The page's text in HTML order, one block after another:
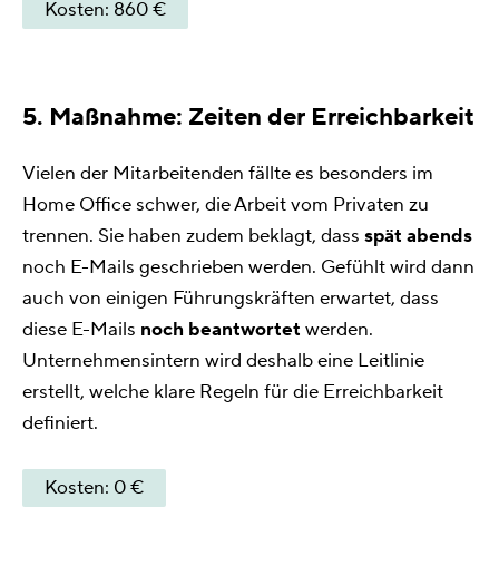
Kosten: 860 €
5. Maßnahme: Zeiten der Erreichbarkeit
Vielen der Mitarbeitenden fällte es besonders im
Home Office schwer, die Arbeit vom Privaten zu
trennen. Sie haben zudem beklagt, dass spät abends
noch E-Mails geschrieben werden. Gefühlt wird dann
auch von einigen Führungskräften erwartet, dass
diese E-Mails noch beantwortet werden.
Unternehmensintern wird deshalb eine Leitlinie
erstellt, welche klare Regeln für die Erreichbarkeit
definiert.
Kosten: 0 €